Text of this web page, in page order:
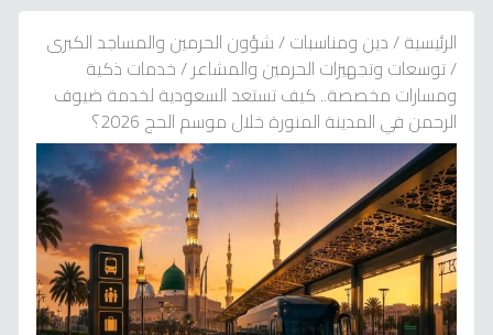
الرئيسية/دين ومناسبات/شؤون الحرمين والمساجد الكبرى
/توسعات وتجهيزات الحرمين والمشاعر /خدمات ذكية
ومسارات مخصصة.. كيف تستعد السعودية لخدمة ضيوف
الرحمن في المدينة المنورة خلال موسم الحج 2026؟